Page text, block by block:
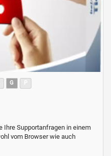
G
Ihre Supportanfragen in einem
vom Browser wie auch